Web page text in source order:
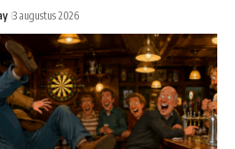
3 augustus 2026